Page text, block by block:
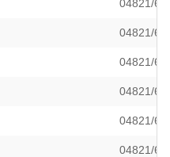
04821/69
04821/69
04821/69
04821/69
04821/69
04821/69